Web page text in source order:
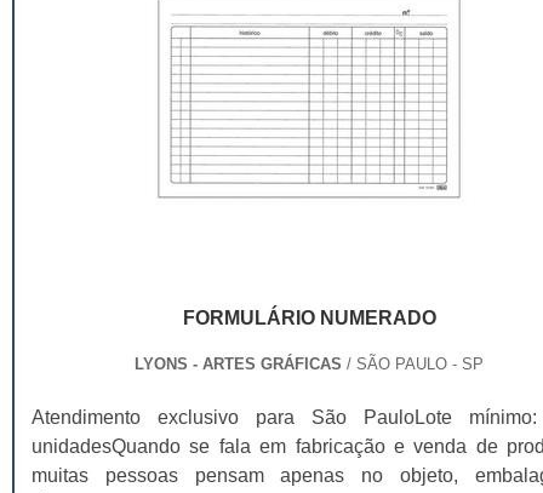
FORMULÁRIO NUMERADO
LYONS - ARTES GRÁFICAS / SÃO PAULO - SP
Atendimento exclusivo para São PauloLote
unidadesQuando se fala em fabricação e venda de
muitas pessoas pensam apenas no objeto,